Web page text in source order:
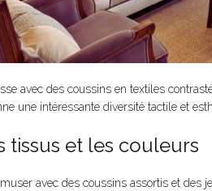
avec des coussins en textiles
une intéressante diversité tactile et
tissus et les couleurs
avec des coussins assortis et des